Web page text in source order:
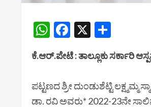
WhatsApp
Facebook
X
ಪಟ್ಟಣದ ಶ್ರೀ ದುಂಡುಶೆಟ್ಟಿ
ಡಾ. ರವಿ ಅವರು* 2022-23ನೇ